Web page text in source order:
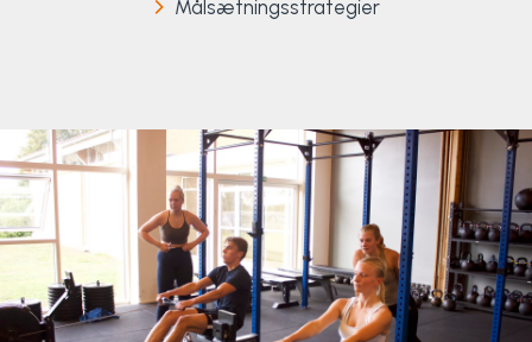
Målsætningsstrategier